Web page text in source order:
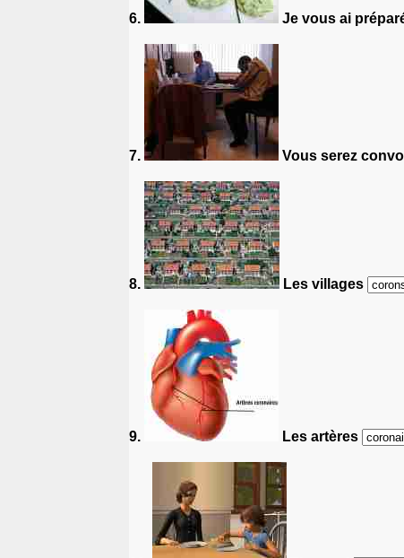
6. Je vous ai
7. Vous serez
8. Les villages
9. Les artères